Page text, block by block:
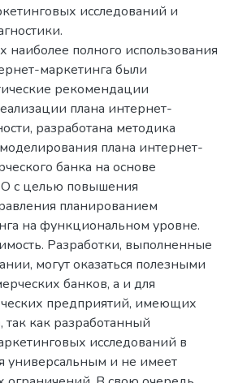
исследований и
наиболее полного использования
маркетинга были
рекомендации
плана интернет-
разработана методика
плана интернет-
банка на основе
с целью повышения
планированием
на функциональном уровне.
Разработки, выполненные
могут оказаться полезными
банков, а и для
предприятий, имеющих
так как разработанный
исследований в
универсальным и не имеет